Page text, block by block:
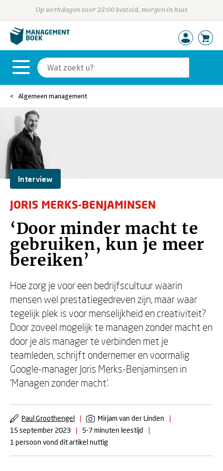
Op werkdagen voor 23:00 besteld, morgen in huis
Algemeen management
Interview
JORIS MERKS-BENJAMINSEN
‘Door minder macht te
gebruiken, kun je meer
bereiken’
Hoe zorg je voor een bedrijfscultuur waarin
mensen wel prestatiegedreven zijn, maar waar
tegelijk plek is voor menselijkheid en creativiteit?
Door zoveel mogelijk te managen zonder macht en
door je als manager te verbinden met je
teamleden, schrijft ondernemer en voormalig
Google-manager Joris Merks-Benjaminsen in
‘Managen zonder macht’.
Paul Groothengel | Mirjam van der Linden
|
15 september 2023
| 5-7 minuten leestijd
|
1 persoon vond dit artikel nuttig